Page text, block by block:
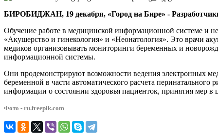
БИРОБИДЖАН, 19 декабря, «Город на Бире» -
Обучение работе в медицинской информационной системе и
«Акушерство и гинекология» и «Неонатология». Это врачи
медиков организовывать мониторинги беременных и
информационной системы.
Они продемонстрируют возможности ведения электронных
беременной в части автоматического расчета
информации о состоянии здоровья пациенток, принятия мер
Фото - ru.freepik.com